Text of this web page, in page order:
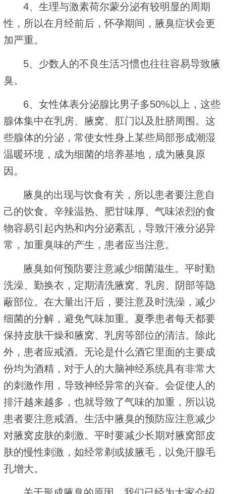
4、生理与激素荷尔蒙分泌有较明显的周期
性，所以在月经前后，怀孕期间，腋臭症状会更
加严重。
5、少数人的不良生活习惯也往往容易导致腋
臭。
6、女性体表分泌腺比男子多50%以上，这些
腺体集中在乳房、腋窝、肛门以及肚脐周围。这
些腺体的分泌，常使女性身上某些局部形成潮湿
温暖环境，成为细菌的培养基地，成为腋臭原
因。
腋臭的出现与饮食有关，所以患者要注意自
己的饮食。辛辣温热、肥甘味厚、气味浓烈的食
物容易引起内热和内分泌紊乱，导致汗液分泌异
常，加重臭味的产生，患者应当注意。
腋臭如何预防要注意减少细菌滋生。平时勤
洗澡、勤换衣，定期清洗腋窝、乳房、阴部等隐
蔽部位。在大量出汗后，要注意及时洗澡，减少
细菌的分解，避免气味加重。夏季患者每天都要
保持皮肤干燥和腋窝、乳房等部位的清洁。除此
外，患者应戒酒。无论是什么酒它里面的主要成
份均为酒精，对于人的大脑神经系统具有非常大
的刺激作用，导致神经异常的兴奋。会促使人的
排汗越来越多，也就导致了气味的加重，所以说
患者要注意戒酒。生活中腋臭的预防应注意减少
对腋窝皮肤的刺激。平时要减少长期对腋窝部皮
肤的慢性刺激，如经常剃或拔腋毛，以免汗腺毛
孔增大。